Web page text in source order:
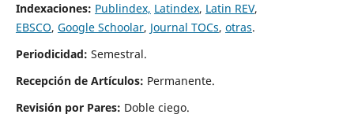
Indexaciones: Publindex, Latindex, Latin REV,
EBSCO, Google Schoolar, Journal TOCs, otras.
Periodicidad: Semestral.
Recepción de Artículos: Permanente.
Revisión por Pares: Doble ciego.